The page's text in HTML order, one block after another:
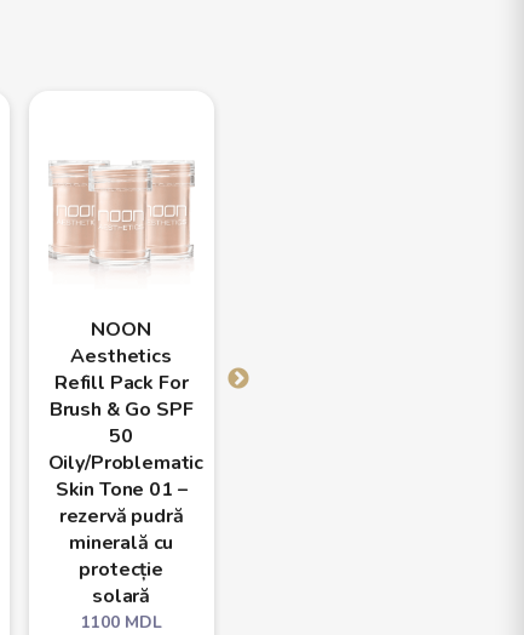
NOON
Aesthetics
Refill Pack For
Brush & Go SPF
50
Oily/Problematic
Skin Tone 01 –
rezervă pudră
minerală cu
protecție
solară
1100MDL